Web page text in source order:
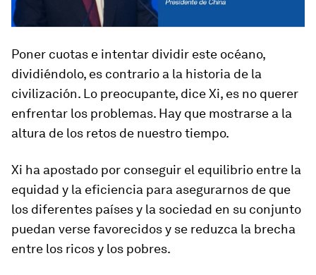
Poner cuotas e intentar dividir este océano,
dividiéndolo, es contrario a la historia de la
civilización. Lo preocupante, dice Xi, es no querer
enfrentar los problemas. Hay que mostrarse a la
altura de los retos de nuestro tiempo.
Xi ha apostado por conseguir el equilibrio entre la
equidad y la eficiencia para asegurarnos de que
los diferentes países y la sociedad en su conjunto
puedan verse favorecidos y se reduzca la brecha
entre los ricos y los pobres.